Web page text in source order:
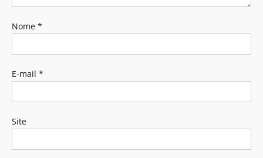
Nome *
E-mail *
Site